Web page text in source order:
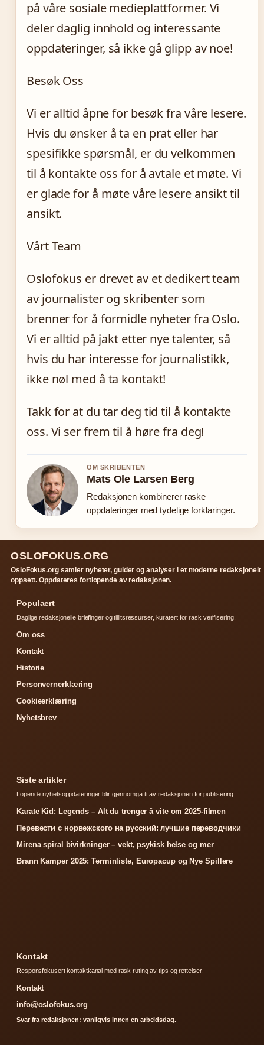
på våre sosiale medieplattformer. Vi
deler daglig innhold og interessante
oppdateringer, så ikke gå glipp av noe!
Besøk Oss
Vi er alltid åpne for besøk fra våre lesere.
Hvis du ønsker å ta en prat eller har
spesifikke spørsmål, er du velkommen
til å kontakte oss for å avtale et møte. Vi
er glade for å møte våre lesere ansikt til
ansikt.
Vårt Team
Oslofokus er drevet av et dedikert team
av journalister og skribenter som
brenner for å formidle nyheter fra Oslo.
Vi er alltid på jakt etter nye talenter, så
hvis du har interesse for journalistikk,
ikke nøl med å ta kontakt!
Takk for at du tar deg tid til å kontakte
oss. Vi ser frem til å høre fra deg!
OM SKRIBENTEN
Mats Ole Larsen Berg
Redaksjonen kombinerer raske
oppdateringer med tydelige forklaringer.
OSLOFOKUS.ORG
OsloFokus.org samler nyheter, guider og analyser i et moderne redaksjonelt
oppsett. Oppdateres fortlopende av redaksjonen.
Populaert
Daglige redaksjonelle briefinger og tillitsressurser, kuratert for rask verifisering.
Om oss
Kontakt
Historie
Personvernerklæring
Cookieerklæring
Nyhetsbrev
Siste artikler
Lopende nyhetsoppdateringer blir gjennomga tt av redaksjonen for publisering.
Karate Kid: Legends – Alt du trenger å vite om 2025-filmen
Перевести с норвежского на русский: лучшие переводчики
Mirena spiral bivirkninger – vekt, psykisk helse og mer
Brann Kamper 2025: Terminliste, Europacup og Nye Spillere
Kontakt
Responsfokusert kontaktkanal med rask ruting av tips og rettelser.
Kontakt
info@oslofokus.org
Svar fra redaksjonen: vanligvis innen en arbeidsdag.